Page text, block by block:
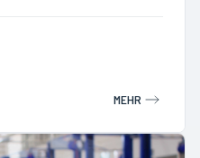
MEHR